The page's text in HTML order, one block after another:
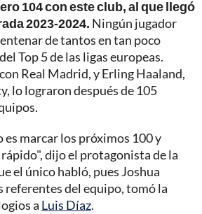
104 con este club, al que llegó
2023-2024. Ningún jugador
de tantos en tan poco
Top 5 de las ligas europeas.
Real Madrid, y Erling Haaland,
lo lograron después de 105
marcar los próximos 100 y
dijo el protagonista de la
el único habló, pues Joshua
referentes del equipo, tomó la
a Luis Díaz.